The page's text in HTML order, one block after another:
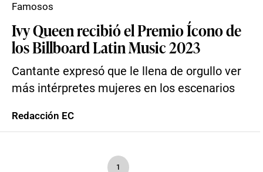
Ivy Queen recibió el Premio Ícono de
los Billboard Latin Music 2023
Cantante expresó que le llena de orgullo ver
más intérpretes mujeres en los escenarios
Famosos
Redacción EC
1